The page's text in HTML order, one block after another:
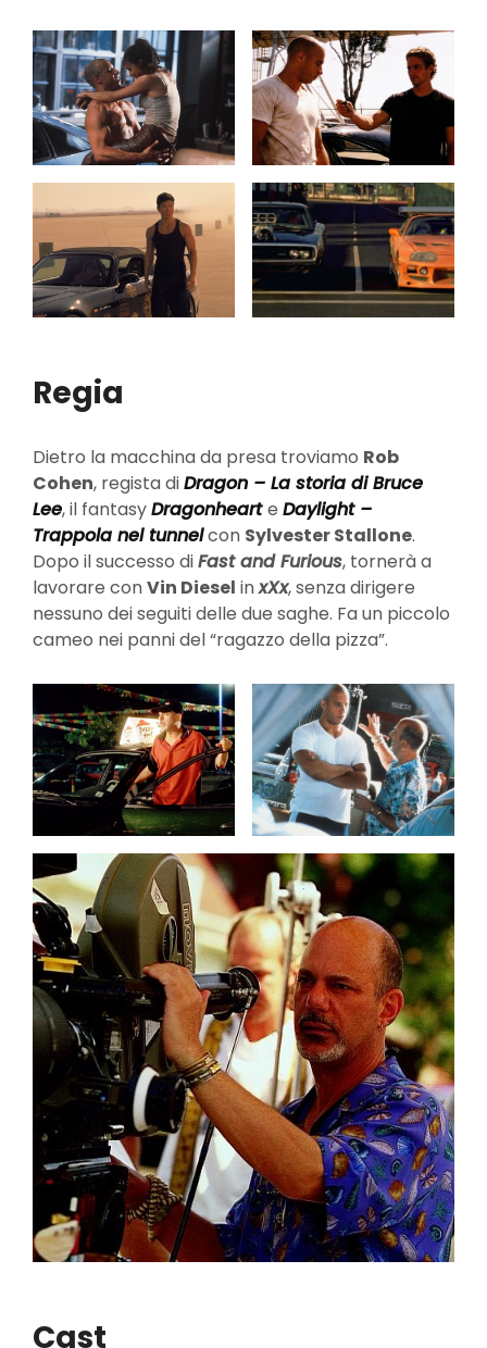
Regia
Dietro la macchina da presa troviamo Rob
Cohen, regista diDragon – La storia di Bruce
Lee, il fantasyDragonhearte Daylight –
Trappola nel tunnelcon Sylvester Stallone.
Dopo il successo diFast and Furious, tornerà a
lavorare conVin Diesel inxXx, senza dirigere
nessuno dei seguiti delle due saghe. Fa un piccolo
cameo nei panni del “ragazzo della pizza”.
Cast